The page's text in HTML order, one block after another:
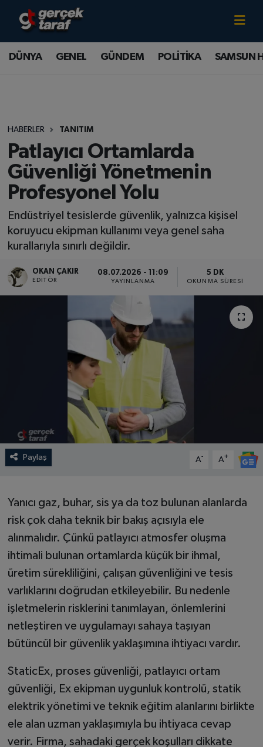
DÜNYA GENEL GÜNDEM POLİTİKA SAMSUN
HABERLER TANITIM
Patlayıcı Ortamlarda
Güvenliği Yönetmenin
Profesyonel Yolu
Endüstriyel tesislerde güvenlik, yalnızca kişisel
koruyucu ekipman kullanımı veya genel saha
kurallarıyla sınırlı değildir.
OKAN ÇAKIR
EDITÖR
08.07.2026 - 11:09
YAYINLANMA
5 DK
OKUNMA SÜRESI
Paylaş A- A+
Yanıcı gaz, buhar, sis ya da toz bulunan alanlarda
risk çok daha teknik bir bakış açısıyla ele
alınmalıdır. Çünkü patlayıcı atmosfer oluşma
ihtimali bulunan ortamlarda küçük bir ihmal,
üretim sürekliliğini, çalışan güvenliğini ve tesis
varlıklarını doğrudan etkileyebilir. Bu nedenle
işletmelerin risklerini tanımlayan, önlemlerini
netleştiren ve uygulamayı sahaya taşıyan
bütüncül bir güvenlik yaklaşımına ihtiyacı vardır.
StaticEx, proses güvenliği, patlayıcı ortam
güvenliği, Ex ekipman uygunluk kontrolü, statik
elektrik yönetimi ve teknik eğitim alanlarını birlikte
ele alan uzman yaklaşımıyla bu ihtiyaca cevap
verir. Firma, sahadaki gerçek koşulları dikkate
Canlı TV İzle
DÜNYA
POLİTİKA
SAMSUN HABER
SAMSUNSPOR
SAĞLIK
TEKNOLOJİ
SPOR
Samsun Nöbetçi Eczaneler
Samsun Trafik Yoğunluk Haritası
Süper Lig Puan Durumu ve Fikstür
Tüm Manşetler
Son Dakika Haberleri
Haber Arşivi